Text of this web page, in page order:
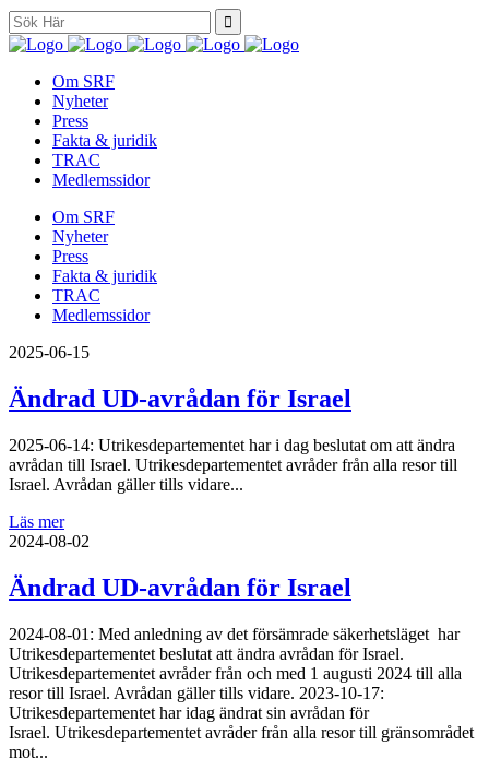
Search
for:
Om SRF
Nyheter
Press
Fakta & juridik
TRAC
Medlemssidor
Om SRF
Nyheter
Press
Fakta & juridik
TRAC
Medlemssidor
2025-06-15
Ändrad UD-avrådan för Israel
2025-06-14: Utrikesdepartementet har i dag beslutat om att ändra
avrådan till Israel. Utrikesdepartementet avråder från alla resor till
Israel. Avrådan gäller tills vidare...
Läs mer
2024-08-02
Ändrad UD-avrådan för Israel
2024-08-01: Med anledning av det försämrade säkerhetsläget har
Utrikesdepartementet beslutat att ändra avrådan för Israel.
Utrikesdepartementet avråder från och med 1 augusti 2024 till alla
resor till Israel. Avrådan gäller tills vidare. 2023-10-17:
Utrikesdepartementet har idag ändrat sin avrådan för
Israel. Utrikesdepartementet avråder från alla resor till gränsområdet
mot...